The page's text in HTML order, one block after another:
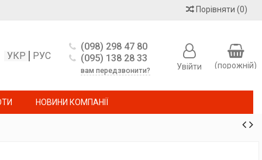
Порівняти (0)
(порожній)
РУС
УКР
(098) 298 47 80
(095) 138 28 33
вам передзвонити? Увійти
НОВИНИ КОМПАНІЇ